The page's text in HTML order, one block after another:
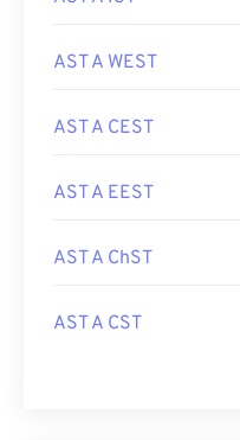
AST A WEST
AST A CEST
AST A EEST
AST A ChST
AST A CST